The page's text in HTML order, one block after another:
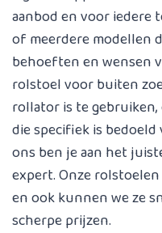
aanbod en voor iedere
of meerdere modellen
behoeften en wensen
rolstoel voor buiten
rollator is te
die specifiek is bedoeld
ons ben je aan het
expert. Onze
en ook kunnen we ze
scherpe prijzen.